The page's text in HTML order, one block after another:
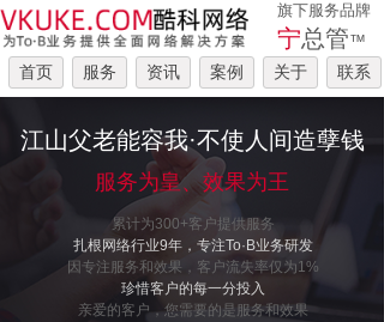
旗下服务品牌
宁总管™
首页
服务 资讯 案例 关于 联系
江山父老能容我·不使人间造孽钱
服务为皇、效果为王
累计为300+客户提供服务
扎根网络行业9年，专注To·B业务研发
因专注服务和效果，客户流失率仅为1%
珍惜客户的每一分投入
亲爱的客户，您需要的是服务和效果